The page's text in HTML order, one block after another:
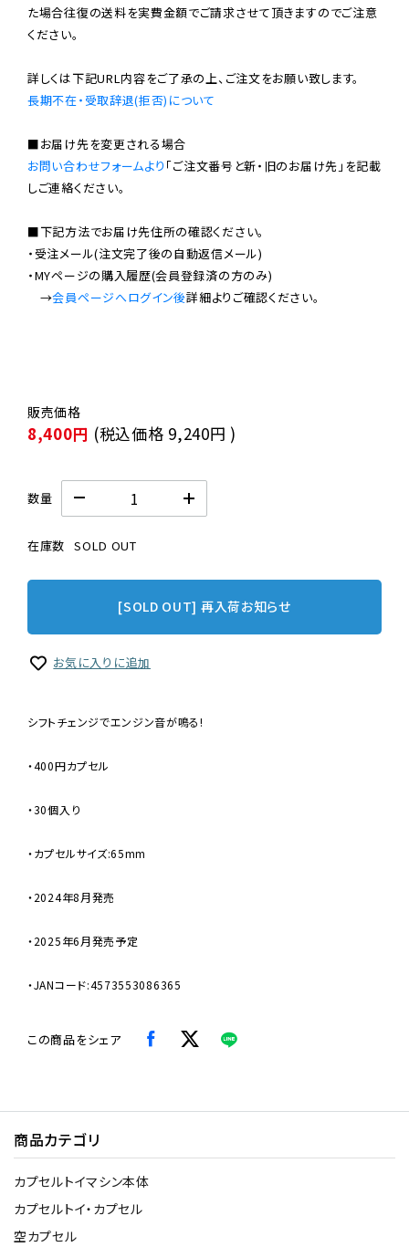
た場合往復の送料を実費金額でご請求させて頂きますのでご注意
ください。
長期不在・受取辞退(拒否)について
お問い合わせフォームより 「ご注文番号と新・旧のお届け先」を記載
しご連絡ください。
■下記方法でお届け先住所の確認ください。
・受注メール(注文完了後の自動返信メール)
・MYページの購入履歴(会員登録済の方のみ)
→会員ページへログイン後
8,400円 (税込価格 9,240円 )
数量
在庫数 SOLD OUT
[SOLD OUT] 再入荷お知らせ
お気に入りに追加
シフトチェンジでエンジン音が鳴る!
・400円カプセル
・30個入り
・カプセルサイズ:65mm
・2024年8月発売
・2025年6月発売予定
・JANコード:4573553086365
この商品をシェア
商品カテゴリ
カプセルトイマシン本体
カプセルトイ・カプセル
空カプセル